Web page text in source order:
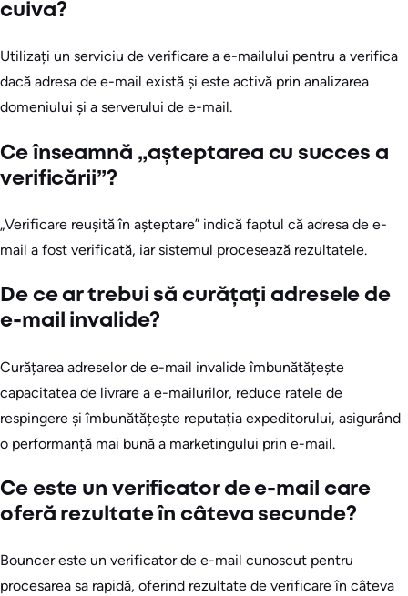
cuiva?
Utilizați un serviciu de verificare a e-mailului pentru a verifica
dacă adresa de e-mail există și este activă prin analizarea
domeniului și a serverului de e-mail.
Ce înseamnă „așteptarea cu succes a
verificării”?
„Verificare reușită în așteptare” indică faptul că adresa de e-
mail a fost verificată, iar sistemul procesează rezultatele.
De ce ar trebui să curățați adresele de
e-mail invalide?
Curățarea adreselor de e-mail invalide îmbunătățește
capacitatea de livrare a e-mailurilor, reduce ratele de
respingere și îmbunătățește reputația expeditorului, asigurând
o performanță mai bună a marketingului prin e-mail.
Ce este un verificator de e-mail care
oferă rezultate în câteva secunde?
Bouncer este un verificator de e-mail cunoscut pentru
procesarea sa rapidă, oferind rezultate de verificare în câteva